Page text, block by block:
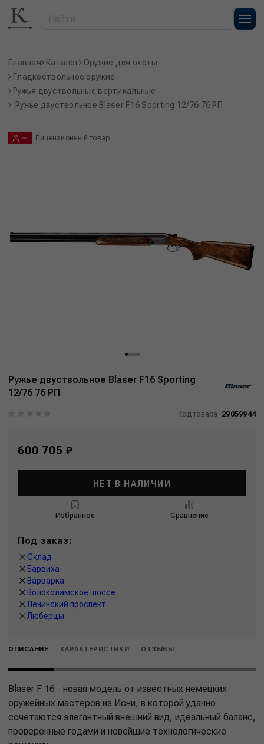
Главная Каталог Оружие для охоты
Гладкоствольное оружие
Ружья двуствольные вертикальные
Ружье двуствольное Blaser F16 Sporting 12/76 76 РП
Лицензионный товар
Ружье двуствольное Blaser F16 Sporting
12/76 76 РП
Код товара: 29059944
600 705 ₽
НЕТ В НАЛИЧИИ
Избранное Сравнение
Под заказ:
Склад
Барвиха
Варварка
Волоколамское шоссе
Ленинский проспект
Люберцы
ОПИСАНИЕ ХАРАКТЕРИСТИКИ ОТЗЫВЫ
Blaser F 16 - новая модель от известных немецких
оружейных мастеров из Исни, в которой удачно
сочетаются элегантный внешний вид, идеальный баланс,
проверенные годами и новейшие технологические